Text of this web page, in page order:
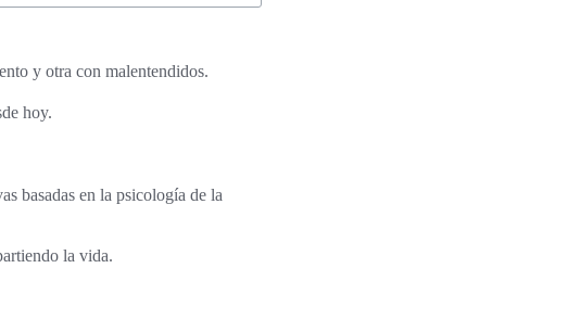
y otra con malentendidos.
hoy.
basadas en la psicología de la
la vida.